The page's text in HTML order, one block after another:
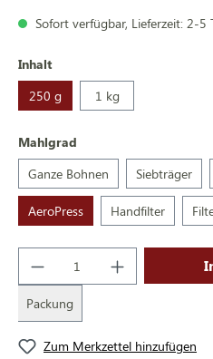
Sofort verfügbar, Lieferzeit: 2-5
Inhalt
250 g
1 kg
Mahlgrad
Ganze Bohnen
Siebträger
AeroPress Handfilter
Packung
Zum Merkzettel hinzufügen